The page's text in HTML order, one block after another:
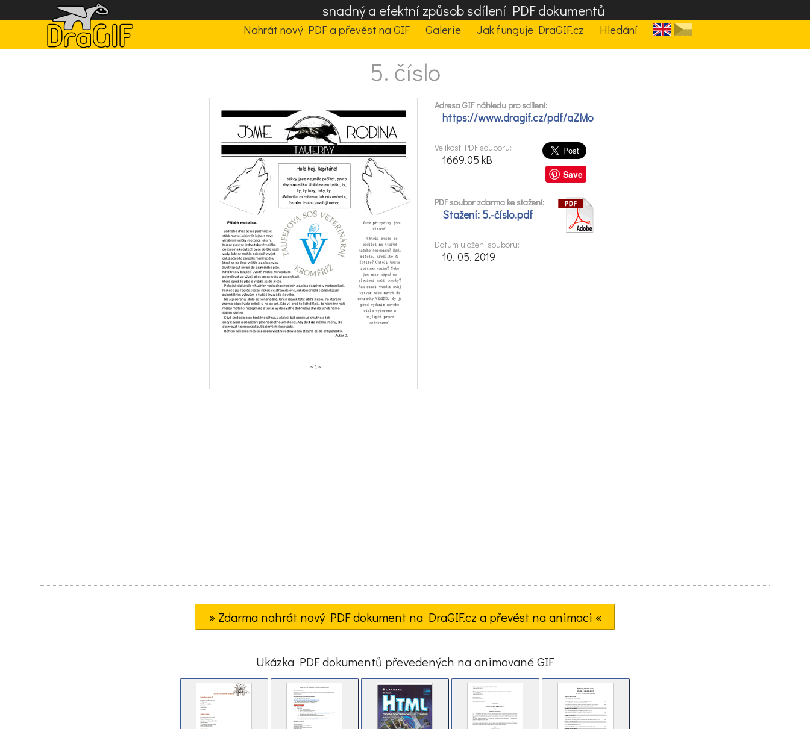
snadný a efektní způsob sdílení PDF dokumentů
Nahrát nový PDF a převést na GIF Galerie Jak funguje DraGIF.cz Hledání
5. číslo
Adresa GIF náhledu pro sdílení:
https://www.dragif.cz/pdf/aZMo
Save
Velikost PDF souboru:
1669.05 kB
PDF soubor zdarma ke stažení:
Stažení: 5.-číslo.pdf
Datum uložení souboru:
10. 05. 2019
» Zdarma nahrát nový PDF dokument na DraGIF.cz a převést na animaci «
Ukázka PDF dokumentů převedených na animované GIF